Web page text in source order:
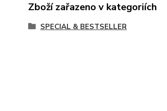
Zboží zařazeno v kategoriích
SPECIAL & BESTSELLER